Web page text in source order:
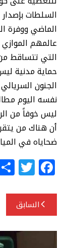
السلطات
الماضي ووفرة
عالمهم
التي تتساقط
حماية مدنية
الجنون
نفسه اليوم
ليس خوفاً من
أن هناك من
ضحاياه في
F
a
c
e
b
T
w
itt
e
r
تصفّح
المقالات
السابق